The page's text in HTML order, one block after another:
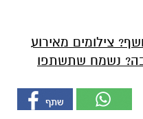
צילומים מאירוע
נשמח שתשתפו